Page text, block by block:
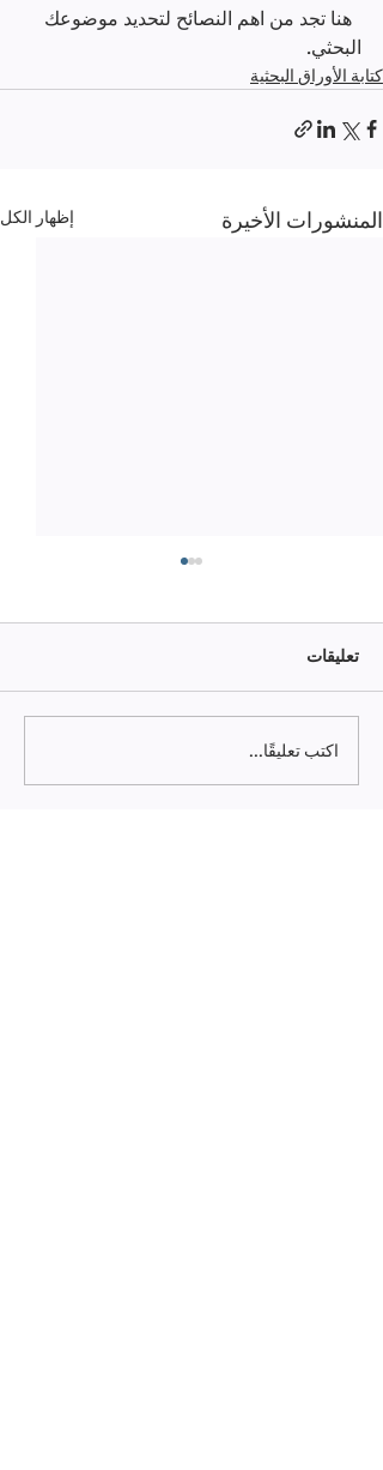
  هنا تجد من اهم النصائح لتحديد موضوعك
البحثي.
كتابة الأوراق البحثية
المنشورات الأخيرة إظهار الكل
تقنية أتمتة Automation
تعليقات
اكتب تعليقًا...